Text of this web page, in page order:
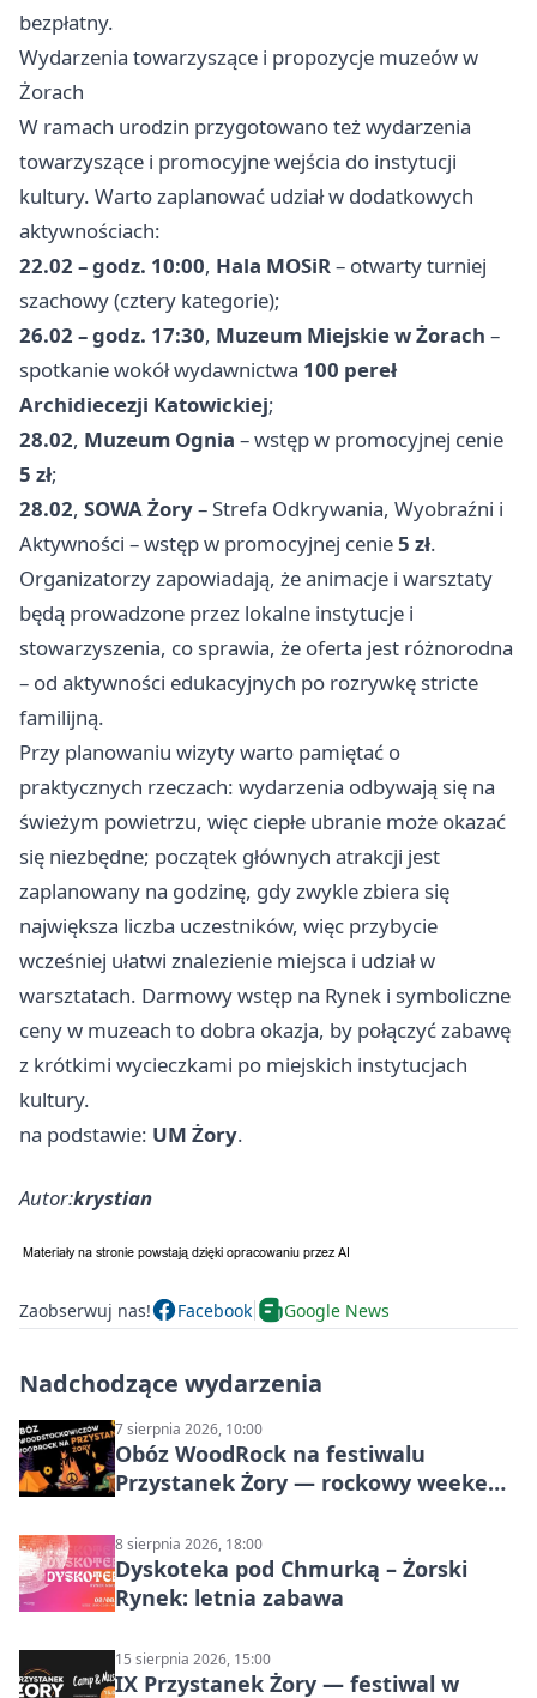
bezpłatny.
Wydarzenia towarzyszące i propozycje muzeów w
Żorach
W ramach urodzin przygotowano też wydarzenia
towarzyszące i promocyjne wejścia do instytucji
kultury. Warto zaplanować udział w dodatkowych
aktywnościach:
22.02 – godz. 10:00, Hala MOSiR– otwarty turniej
szachowy (cztery kategorie);
26.02 – godz. 17:30, Muzeum Miejskie w Żorach –
spotkanie wokół wydawnictwa 100 pereł
Archidiecezji Katowickiej;
28.02, Muzeum Ognia – wstęp w promocyjnej cenie
5 zł;
28.02, SOWA Żory– Strefa Odkrywania, Wyobraźni i
Aktywności – wstęp w promocyjnej cenie5 zł.
Organizatorzy zapowiadają, że animacje i warsztaty
będą prowadzone przez lokalne instytucje i
stowarzyszenia, co sprawia, że oferta jest różnorodna
– od aktywności edukacyjnych po rozrywkę stricte
familijną.
Przy planowaniu wizyty warto pamiętać o
praktycznych rzeczach: wydarzenia odbywają się na
świeżym powietrzu, więc ciepłe ubranie może okazać
się niezbędne; początek głównych atrakcji jest
zaplanowany na godzinę, gdy zwykle zbiera się
największa liczba uczestników, więc przybycie
wcześniej ułatwi znalezienie miejsca i udział w
warsztatach. Darmowy wstęp na Rynek i symboliczne
ceny w muzeach to dobra okazja, by połączyć zabawę
z krótkimi wycieczkami po miejskich instytucjach
kultury.
na podstawie: UM Żory.
Autor:krystian
Zaobserwuj nas! Facebook Google News
Nadchodzące wydarzenia
7 sierpnia 2026, 10:00
Obóz WoodRock na festiwalu
Przystanek Żory — rockowy weekend
8 sierpnia 2026, 18:00
Dyskoteka pod Chmurką – Żorski
Rynek: letnia zabawa
15 sierpnia 2026, 15:00
IX Przystanek Żory — festiwal w